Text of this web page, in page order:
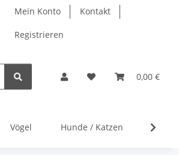
Mein Konto Kontakt
Registrieren
0,00 €
Vögel Hunde / Katzen